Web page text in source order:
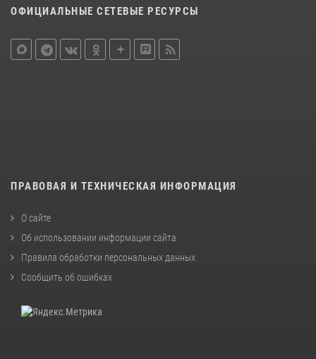
ОФИЦИАЛЬНЫЕ СЕТЕВЫЕ РЕСУРСЫ
ПРАВОВАЯ И ТЕХНИЧЕСКАЯ ИНФОРМАЦИЯ
О сайте
Об использовании информации сайта
Правила обработки персональных данных
Сообщить об ошибках